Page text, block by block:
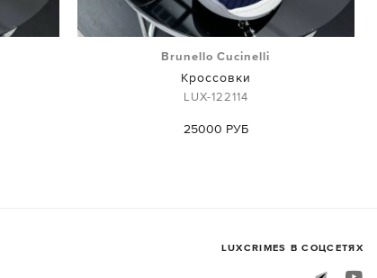
Brunello Cucinelli
Кроссовки
LUX-122114
25000 РУБ
LUXСRIMES В СОЦСЕТЯХ